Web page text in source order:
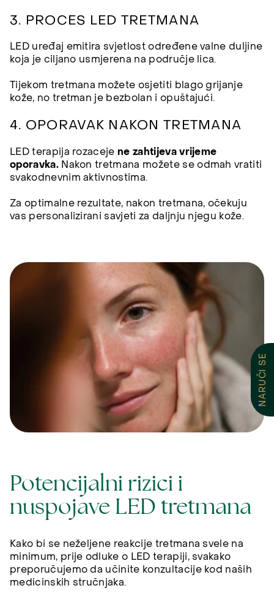
3. PROCES LED TRETMANA
LED uređaj emitira svjetlost određene valne duljine
koja je ciljano usmjerena na područje lica.
Tijekom tretmana možete osjetiti blago grijanje
kože, no tretman je bezbolan i opuštajući.
4. OPORAVAK NAKON TRETMANA
LED terapija rozacejene zahtijeva vrijeme
oporavka.Nakon tretmana možete se odmah vratiti
svakodnevnim aktivnostima.
Za optimalne rezultate, nakon tretmana, očekuju
vas personalizirani savjeti za daljnju njegu kože.
Potencijalni rizici i
nuspojave LED tretmana
Kako bi se neželjene reakcije tretmana svele na
minimum, prije odluke o LED terapiji, svakako
preporučujemo da učinite konzultacije kod naših
medicinskih stručnjaka.
NARUČI SE